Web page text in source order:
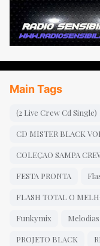
Main Tags
(2 Live Crew Cd Single)
CD MISTER BLACK
COLEÇAO SAMPA
FESTA PRONTA
FLASH TOTAL O
Funkymix Melodias
PROJETO BLACK